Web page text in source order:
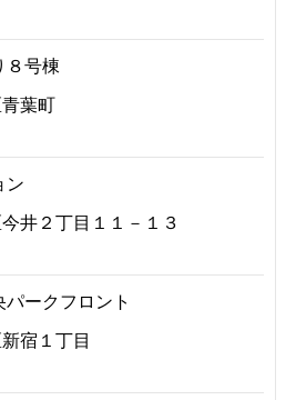
８号棟
葉町
ン
井２丁目１１－１３
ークフロント
宿１丁目